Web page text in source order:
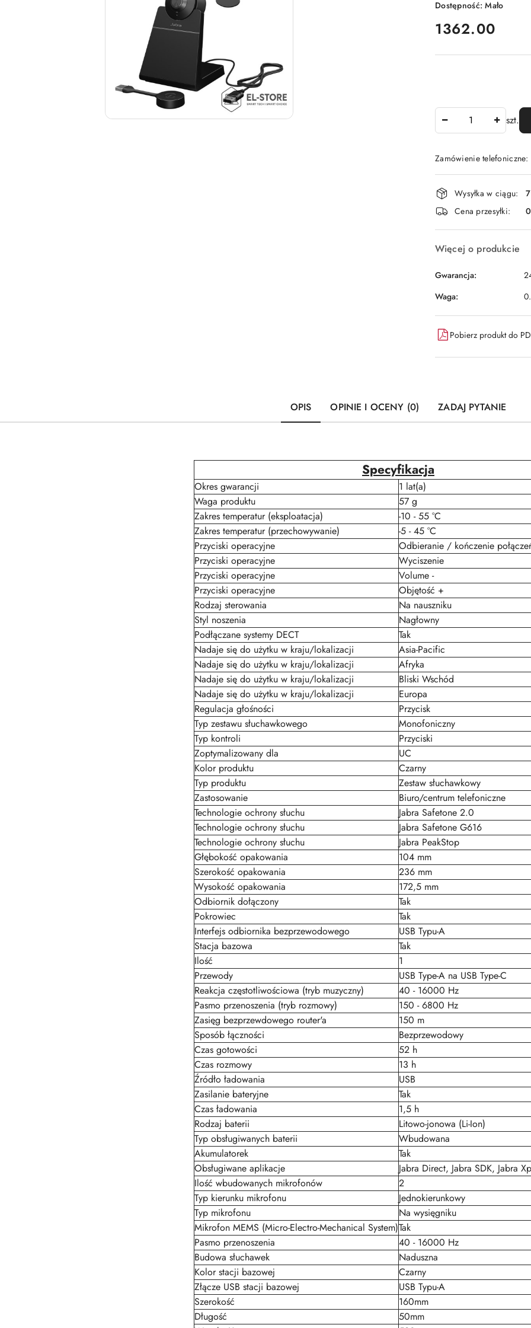
Dostępność:Mało
cena:
1362.00
szt.
Zamówienie
Dostępność
i
dostawa
Wysyłka w ciągu:
Cena przesyłki:
Więcej o produkcie
Gwarancja:
Waga:
Pobierz produkt do
OPIS OPINIE I OCENY (0) ZADAJ PYTANIE
Specyfikacja
Okres gwarancji
1 lat(a)
Waga produktu
57 g
Zakres temperatur (eksploatacja)
-10 - 55 °C
Zakres temperatur (przechowywanie)
-5 - 45 °C
Przyciski operacyjne
Odbieranie / kończenie
Przyciski operacyjne
Wyciszenie
Przyciski operacyjne
Volume -
Przyciski operacyjne
Objętość +
Rodzaj sterowania
Na nauszniku
Styl noszenia
Nagłowny
Podłączane systemy DECT
Tak
Nadaje się do użytku w kraju/lokalizacji
Asia-Pacific
Nadaje się do użytku w kraju/lokalizacji
Afryka
Nadaje się do użytku w kraju/lokalizacji
Bliski Wschód
Nadaje się do użytku w kraju/lokalizacji
Europa
Regulacja głośności
Przycisk
Typ zestawu słuchawkowego
Monofoniczny
Typ kontroli
Przyciski
Zoptymalizowany dla
UC
Kolor produktu
Czarny
Typ produktu
Zestaw słuchawkowy
Zastosowanie
Biuro/centrum telefoniczne
Technologie ochrony słuchu
Jabra Safetone 2.0
Technologie ochrony słuchu
Jabra Safetone G616
Technologie ochrony słuchu
Jabra PeakStop
Głębokość opakowania
104 mm
Szerokość opakowania
236 mm
Wysokość opakowania
172,5 mm
Odbiornik dołączony
Tak
Pokrowiec
Tak
Interfejs odbiornika bezprzewodowego
USB Typu-A
Stacja bazowa
Tak
Ilość
1
Przewody
USB Type-A na USB Type-C
Reakcja częstotliwościowa (tryb muzyczny)
40 - 16000 Hz
Pasmo przenoszenia (tryb rozmowy)
150 - 6800 Hz
Zasięg bezprzewdowego router'a
150 m
Sposób łączności
Bezprzewodowy
Czas gotowości
52 h
Czas rozmowy
13 h
Źródło ładowania
USB
Zasilanie bateryjne
Tak
Czas ładowania
1,5 h
Rodzaj baterii
Litowo-jonowa (Li-Ion)
Typ obsługiwanych baterii
Wbudowana
Akumulatorek
Tak
Obsługiwane aplikacje
Jabra Direct, Jabra SDK, Jabra
Ilość wbudowanych mikrofonów
2
Typ kierunku mikrofonu
Jednokierunkowy
Typ mikrofonu
Na wysięgniku
Mikrofon MEMS (Micro-Electro-Mechanical System)Tak
Pasmo przenoszenia
40 - 16000 Hz
Budowa słuchawek
Naduszna
Kolor stacji bazowej
Czarny
Złącze USB stacji bazowej
USB Typu-A
Szerokość
160mm
Długość
50mm